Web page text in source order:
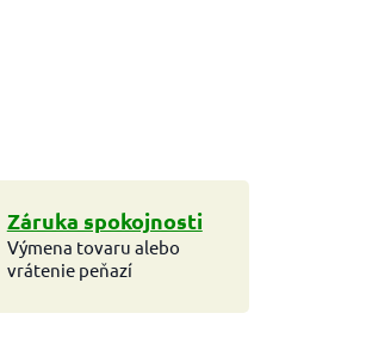
Záruka spokojnosti
Výmena tovaru alebo
vrátenie peňazí